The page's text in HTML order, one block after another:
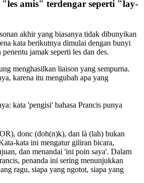
amis" terdengar seperti "lay-
akhir yang biasanya tidak dibunyikan
kata berikutnya dimulai dengan bunyi
jamak seperti les dan des.
menghasilkan liaison yang sempurna.
karena itu mengubah apa yang
kata 'pengisi' bahasa Prancis punya
donc (doh(n)k), dan là (lah) bukan
kata ini mengatur giliran bicara,
dan menandai 'ini poin saya'. Dalam
penanda ini sering menunjukkan
ragu, siapa yang ngotot, siapa yang